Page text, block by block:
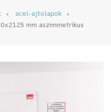
acel-ajtolapok
mm aszimmetrikus